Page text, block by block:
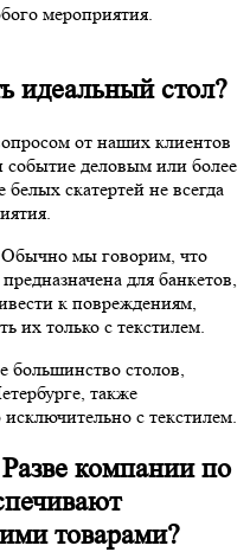
мероприятия.
идеальный стол?
от наших клиентов
событие деловым или более
скатертей не всегда
Обычно мы говорим, что
для банкетов,
к повреждениям,
их только с текстилем.
большинство столов,
также
с текстилем.
компании по
товарами?